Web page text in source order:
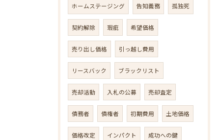
ホームステージング 告知義務 孤独死
契約解除 瑕疵 希望価格
売り出し価格 引っ越し費用
リースバック ブラックリスト
売却活動 入札の公募 売却査定
債務者 債権者 初期費用 土地価格
価格改定 インパクト 成功への鍵